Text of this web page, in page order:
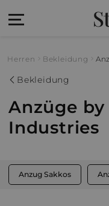
Herren Bekleidung
Bekleidung
Anzüge
Industries
Anzug Sakkos